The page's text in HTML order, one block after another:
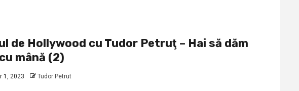
de Hollywood cu Tudor Petruţ – Hai să dăm
mână (2)
1, 2023 Tudor Petrut